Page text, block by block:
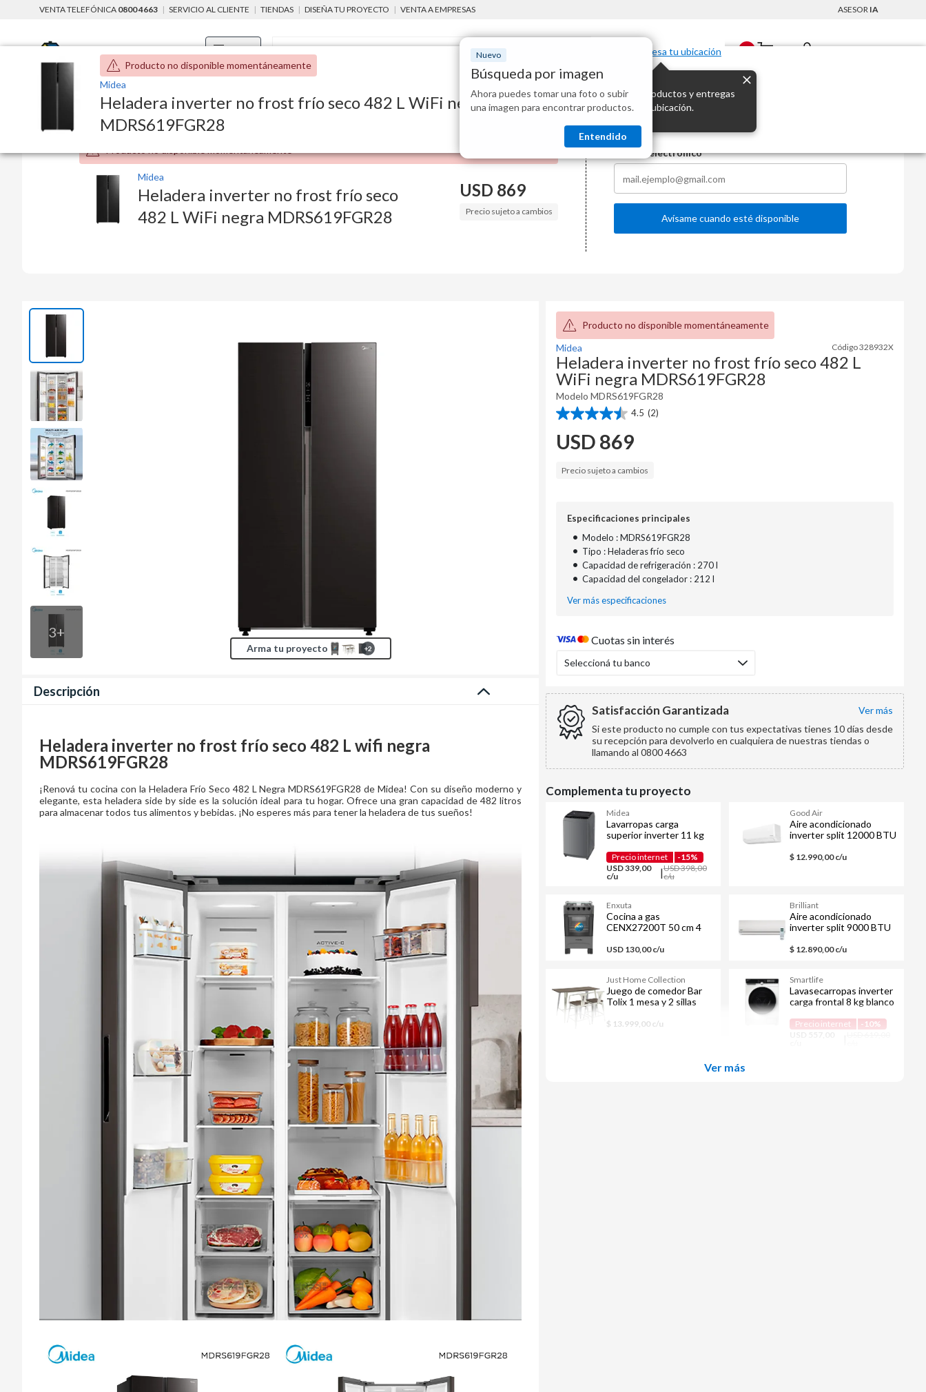
VENTA TELEFÓNICA 0800 4663 | SERVICIO AL CLIENTE | TIENDAS | DISEÑA TU PROYECTO | VENTA A EMPRESAS ASESOR IA
Menú Nuevo
Búsqueda por imagen
Ahora puedes tomar una foto o subir
una imagen para encontrar productos.
Entendido
Ingresa tu ubicación
Mostraremos los productos y entregas
disponibles para tu ubicación.
0 Mi Cuenta
baño, cocina y limpieza electrodomésticos de línea blanca heladeras y freezers Heladera inverter no frost frío seco 482 L WiFi negra MDRS619FGR28
Midea
Heladera inverter no frost frío seco
482 L WiFi negra MDRS619FGR28
USD 869
Precio sujeto a cambios
Correo electrónico
Avísame cuando esté disponible
Producto no disponible momentáneamente
Midea
Heladera inverter no frost frío seco 482 L WiFi negra
MDRS619FGR28
3+
Arma tu proyecto +2
Descripción
Heladera inverter no frost frío seco 482 L wifi negra
MDRS619FGR28
¡Renová tu cocina con la Heladera Frío Seco 482 L Negra MDRS619FGR28 de Midea! Con su diseño moderno y
elegante, esta heladera side by side es la solución ideal para tu hogar. Ofrece una gran capacidad de 482 litros
para almacenar todos tus alimentos y bebidas. ¡No esperes más para tener la heladera de tus sueños!
Producto no disponible momentáneamente
Midea
Código328932X
Heladera inverter no frost frío seco 482 L
WiFi negra MDRS619FGR28
Modelo MDRS619FGR28
4.5 (2)
4.5
estrellas.
reseñas
USD 869
Precio sujeto a cambios
Especificaciones principales
• Modelo : MDRS619FGR28
• Tipo : Heladeras frío seco
• Capacidad de refrigeración : 270 l
• Capacidad del congelador : 212 l
Ver más especificaciones
Cuotas sin interés
Seleccioná tu banco
Satisfacción Garantizada
ver más
Si este producto no cumple con tus expectativas tienes 10 días desde
su recepción para devolverlo en cualquiera de nuestras tiendas o
llamando al 0800 4663
Complementa tu proyecto
Midea
Lavarropas carga
superior inverter 11 kg
Precio internet
-15%
USD 339,00
c/u
|USD 398,00
c/u
Good Air
Aire acondicionado
inverter split 12000 BTU
GAM12INV
$ 12.990,00 c/u
Enxuta
Cocina a gas
CENX27200T 50 cm 4
USD 130,00 c/u
Brilliant
Aire acondicionado
inverter split 9000 BTU
$ 12.890,00 c/u
Just Home Collection
Juego de comedor Bar
Tolix 1 mesa y 2 sillas
$ 13.999,00 c/u
Smartlife
Lavasecarropas inverter
carga frontal 8 kg blanco
Precio internet
-10%
Ver más